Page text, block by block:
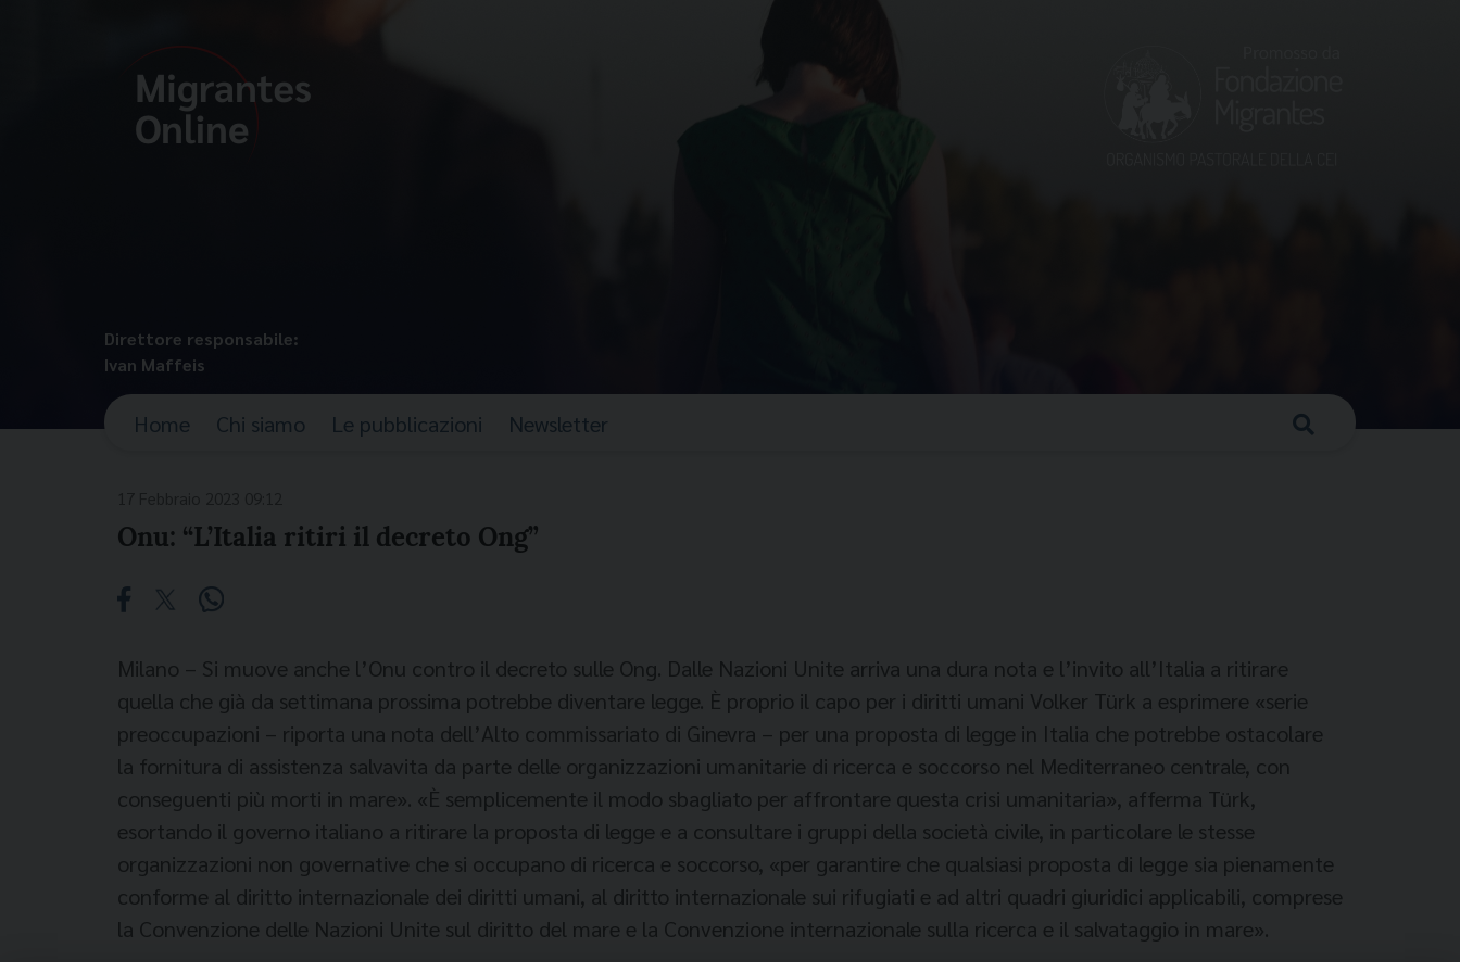
Direttore responsabile:
Ivan Maffeis
Home Chi siamo Le pubblicazioni Newsletter
Onu: “L’Italia ritiri il decreto Ong”
Milano – Si muove anche l’Onu contro il decreto sulle Ong. Dalle Nazioni Unite arriva una dura nota e l’invito all’Italia a ritirare
quella che già da settimana prossima potrebbe diventare legge. È proprio il capo per i diritti umani Volker Türk a esprimere «serie
preoccupazioni – riporta una nota dell’Alto commissariato di Ginevra – per una proposta di legge in Italia che potrebbe ostacolare
la fornitura di assistenza salvavita da parte delle organizzazioni umanitarie di ricerca e soccorso nel Mediterraneo centrale, con
conseguenti più morti in mare». «È semplicemente il modo sbagliato per affrontare questa crisi umanitaria», afferma Türk,
esortando il governo italiano a ritirare la proposta di legge e a consultare i gruppi della società civile, in particolare le stesse
organizzazioni non governative che si occupano di ricerca e soccorso, «per garantire che qualsiasi proposta di legge sia pienamente
conforme al diritto internazionale dei diritti umani, al diritto internazionale sui rifugiati e ad altri quadri giuridici applicabili, comprese
la Convenzione delle Nazioni Unite sul diritto del mare e la Convenzione internazionale sulla ricerca e il salvataggio in mare».